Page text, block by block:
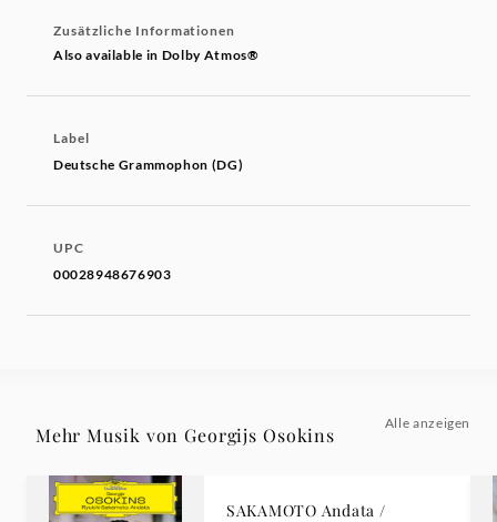
Zusätzliche Informationen
Also available in Dolby Atmos®
Label
Deutsche Grammophon (DG)
UPC
00028948676903
Mehr Musik von Georgijs Osokins
Alle anzeigen
SAKAMOTO Andata /